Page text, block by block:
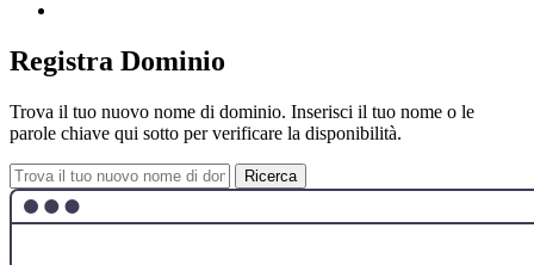
Registra Dominio
Trova il tuo nuovo nome di dominio. Inserisci il tuo nome o le
parole chiave qui sotto per verificare la disponibilità.
Ricerca